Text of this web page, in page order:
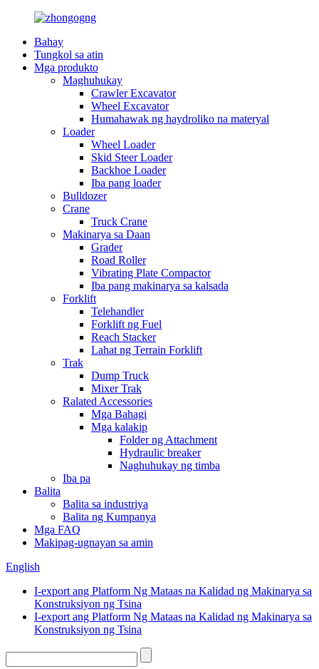
Bahay
Tungkol sa atin
Mga produkto
Maghuhukay
Crawler Excavator
Wheel Excavator
Humahawak ng haydroliko na materyal
Loader
Wheel Loader
Skid Steer Loader
Backhoe Loader
Iba pang loader
Bulldozer
Crane
Truck Crane
Makinarya sa Daan
Grader
Road Roller
Vibrating Plate Compactor
Iba pang makinarya sa kalsada
Forklift
Telehandler
Forklift ng Fuel
Reach Stacker
Lahat ng Terrain Forklift
Trak
Dump Truck
Mixer Trak
Ralated Accessories
Mga Bahagi
Mga kalakip
Folder ng Attachment
Hydraulic breaker
Naghuhukay ng timba
Iba pa
Balita
Balita sa industriya
Balita ng Kumpanya
Mga FAQ
Makipag-ugnayan sa amin
English
I-export ang Platform Ng Mataas na Kalidad ng Makinarya sa
Konstruksiyon ng Tsina
I-export ang Platform Ng Mataas na Kalidad ng Makinarya sa
Konstruksiyon ng Tsina